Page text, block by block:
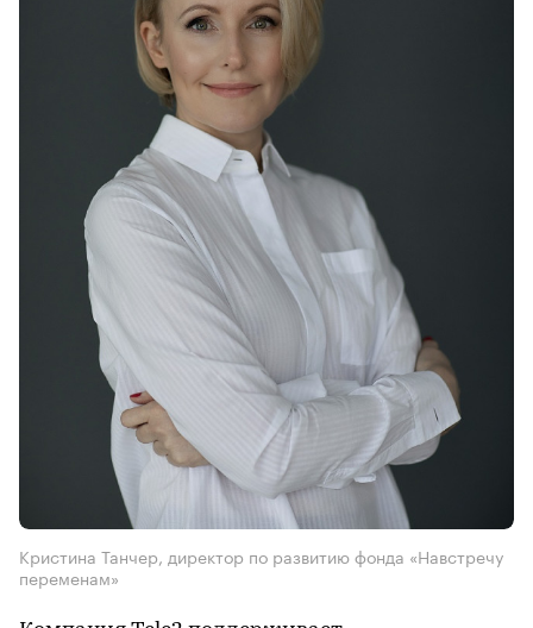
Кристина Танчер, директор по развитию фонда «Навстречу
переменам»